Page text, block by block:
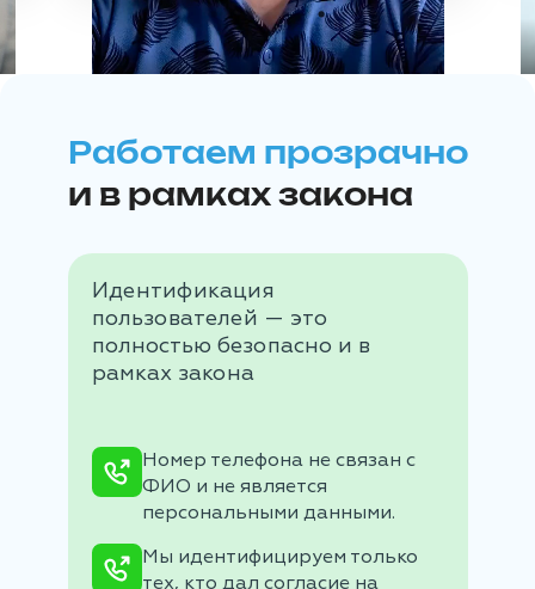
Работаем прозрачно
и в рамках закона
Идентификация
пользователей — это
полностью безопасно и в
рамках закона
Номер телефона не связан с
ФИО и не является
персональными данными.
Мы идентифицируем только
тех, кто дал согласие на